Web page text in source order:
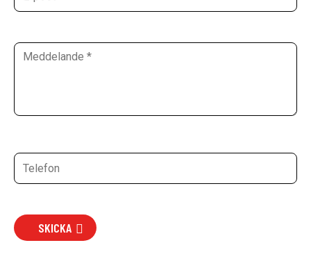
SKICKA